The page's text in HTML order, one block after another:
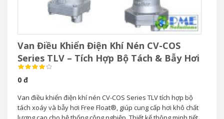
Van Điều Khiển Điện Khí Nén CV-COS
Series TLV – Tích Hợp Bộ Tách & Bẫy Hơi
0 đ
Van điều khiển điện khí nén CV-COS Series TLV tích hợp bộ
tách xoáy và bẫy hơi Free Float®, giúp cung cấp hơi khô chất